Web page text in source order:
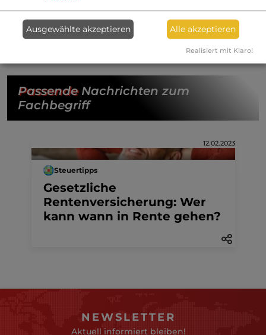
Kategorie: Gesetzliche Rentenversicherung
PassendeNachrichten zum
Fachbegriff
12.02.2023
Steuertipps
Gesetzliche
Rentenversicherung: Wer
kann wann in Rente gehen?
NEWSLETTER
Aktuell informiert bleiben!
Ausgewählte akzeptieren Alle akzeptieren
Realisiert mit Klaro!